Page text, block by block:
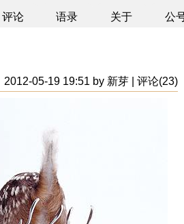
评论 语录 关于 公
2012-05-19 19:51 by 新芽 | 评论(23)